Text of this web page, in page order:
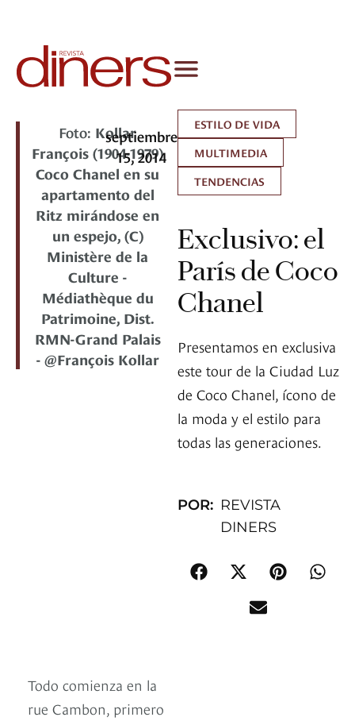
Foto: Kollar
François (1904-1979)
Coco Chanel en su
apartamento del
Ritz mirándose en
un espejo, (C)
Ministère de la
Culture -
Médiathèque du
Patrimoine, Dist.
RMN-Grand Palais
- @François Kollar
septiembre
15, 2014
ESTILO DE VIDA
MULTIMEDIA
TENDENCIAS
Exclusivo: el
París de Coco
Chanel
Presentamos en exclusiva
este tour de la Ciudad Luz
de Coco Chanel, ícono de
la moda y el estilo para
todas las generaciones.
POR: REVISTA
DINERS
Todo comienza en la
rue Cambon, primero